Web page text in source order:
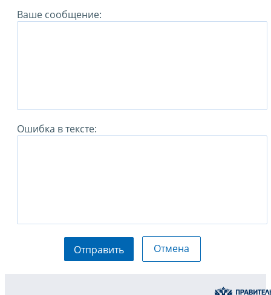
Ваше сообщение:
Ошибка в тексте:
Отправить Отмена